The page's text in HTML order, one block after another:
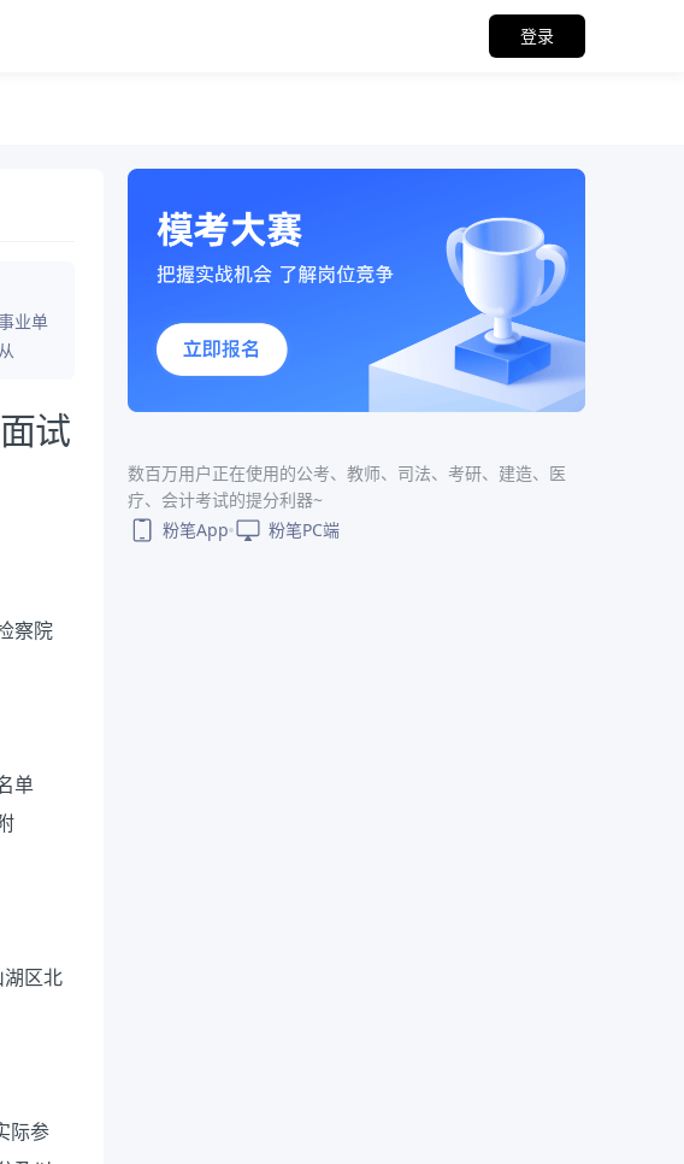
登录
业单
试
察院
单
湖区北
际参
数百万用户正在使用的公考、教师、司法、考研、建造、医
疗、会计考试的提分利器~
粉笔App
粉笔PC端